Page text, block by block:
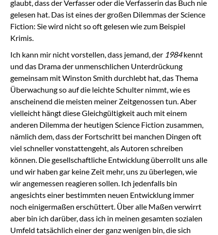
glaubt, dass der Verfasser oder die Verfasserin das Buch nie
gelesen hat. Das ist eines der großen Dilemmas der Science
Fiction: Sie wird nicht so oft gelesen wie zum Beispiel
Krimis.
Ich kann mir nicht vorstellen, dass jemand, der 1984kennt
und das Drama der unmenschlichen Unterdrückung
gemeinsam mit Winston Smith durchlebt hat, das Thema
Überwachung so auf die leichte Schulter nimmt, wie es
anscheinend die meisten meiner Zeitgenossen tun. Aber
vielleicht hängt diese Gleichgültigkeit auch mit einem
anderen Dilemma der heutigen Science Fiction zusammen,
nämlich dem, dass der Fortschritt bei manchen Dingen oft
viel schneller vonstattengeht, als Autoren schreiben
können. Die gesellschaftliche Entwicklung überrollt uns alle
und wir haben gar keine Zeit mehr, uns zu überlegen, wie
wir angemessen reagieren sollen. Ich jedenfalls bin
angesichts einer bestimmten neuen Entwicklung immer
noch einigermaßen erschüttert. Über alle Maßen verwirrt
aber bin ich darüber, dass ich in meinen gesamten sozialen
Umfeld tatsächlich einer der ganz wenigen bin, die sich